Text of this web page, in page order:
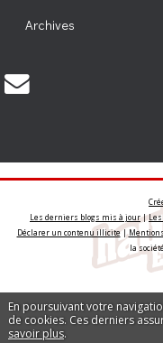
En poursuivant votre
de cookies. Ces derniers
savoir plus.
Archives
Les derniers blogs mis à jour|
Déclarer un contenu illicite|
la